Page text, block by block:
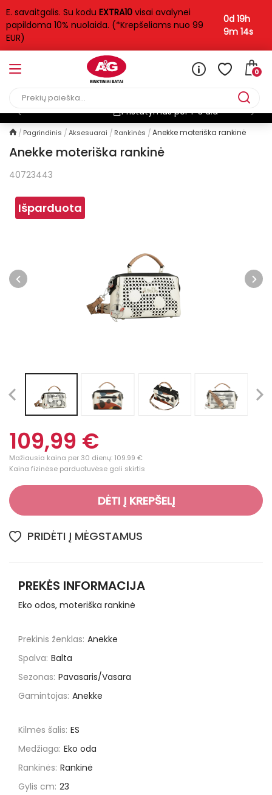
E. savaitgalis. Su kodu EXTRA10 visai avalynei
papildoma 10% nuolaida. (*Krepšeliams nuo 99
EUR)
0d 19h
9m 13s
0
Pristatymas per 1-3 d.d
Pagrindinis Aksesuarai Rankinės Anekke moteriška rankinė
Anekke moteriška rankinė
40723443
Išparduota
109,99 €
Mažiausia kaina per 30 dienų: 109.99 €
Kaina fizinėse parduotuvėse gali skirtis
DĖTI Į KREPŠELĮ
PRIDĖTI Į MĖGSTAMUS
PREKĖS INFORMACIJA
Eko odos, moteriška rankinė
Prekinis ženklas: Anekke
Spalva: Balta
Sezonas: Pavasaris/Vasara
Gamintojas: Anekke
Kilmės šalis: ES
Medžiaga: Eko oda
Rankinės: Rankinė
Gylis cm: 23